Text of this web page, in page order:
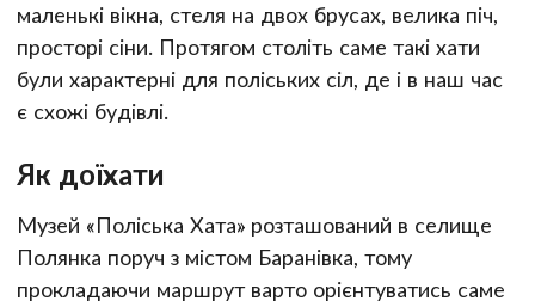
маленькі вікна, стеля на двох брусах, велика піч,
просторі сіни. Протягом століть саме такі хати
були характерні для поліських сіл, де і в наш час
є схожі будівлі.
Як доїхати
Музей «Поліська Хата» розташований в селище
Полянка поруч з містом Баранівка, тому
прокладаючи маршрут варто орієнтуватись саме